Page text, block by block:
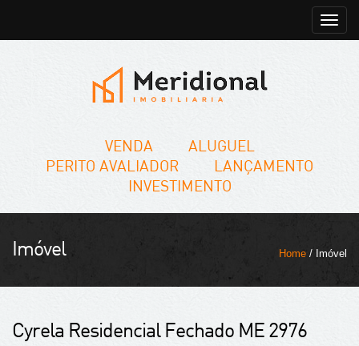
Toggle
VENDA
ALUGUEL
PERITO AVALIADOR
LANÇAMENTO
INVESTIMENTO
Home / Imóvel
Imóvel
Cyrela Residencial Fechado ME 2976